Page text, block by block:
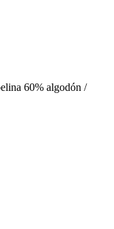
60% algodón /